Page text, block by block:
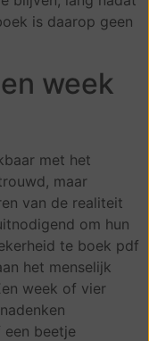
is daarop geen
week
met het
maar
van de realiteit
om hun
te boek pdf
het menselijk
week of vier
een beetje